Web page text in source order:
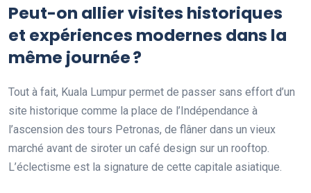
Peut-on allier visites historiques
et expériences modernes dans la
même journée ?
Tout à fait, Kuala Lumpur permet de passer sans effort d’un
site historique comme la place de l’Indépendance à
l’ascension des tours Petronas, de flâner dans un vieux
marché avant de siroter un café design sur un rooftop.
L’éclectisme est la signature de cette capitale asiatique.